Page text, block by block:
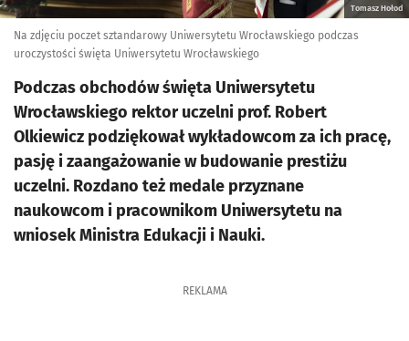
Tomasz Hołod
Na zdjęciu poczet sztandarowy Uniwersytetu Wrocławskiego podczas
uroczystości święta Uniwersytetu Wrocławskiego
Podczas obchodów święta Uniwersytetu
Wrocławskiego rektor uczelni prof. Robert
Olkiewicz podziękował wykładowcom za ich pracę,
pasję i zaangażowanie w budowanie prestiżu
uczelni. Rozdano też medale przyznane
naukowcom i pracownikom Uniwersytetu na
wniosek Ministra Edukacji i Nauki.
REKLAMA